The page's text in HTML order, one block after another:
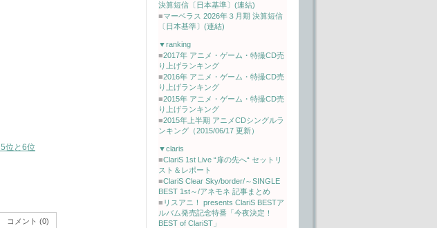
位と6位
コメント (0)
決算短信〔日本基準〕(連結)
■マーベラス 2026年３月期 決算短信
〔日本基準〕(連結)
▼ranking
■2017年 アニメ・ゲーム・特撮CD売
り上げランキング
■2016年 アニメ・ゲーム・特撮CD売
り上げランキング
■2015年 アニメ・ゲーム・特撮CD売
り上げランキング
■2015年上半期 アニメCDシングルラ
ンキング（2015/06/17 更新）
▼claris
■ClariS 1st Live “扉の先へ“ セットリ
スト＆レポート
■ClariS Clear Sky/border/～SINGLE
BEST 1st～/アネモネ 記事まとめ
■ リスアニ！ presents ClariS BESTア
ルバム発売記念特番「今夜決定！
BEST of ClariST」